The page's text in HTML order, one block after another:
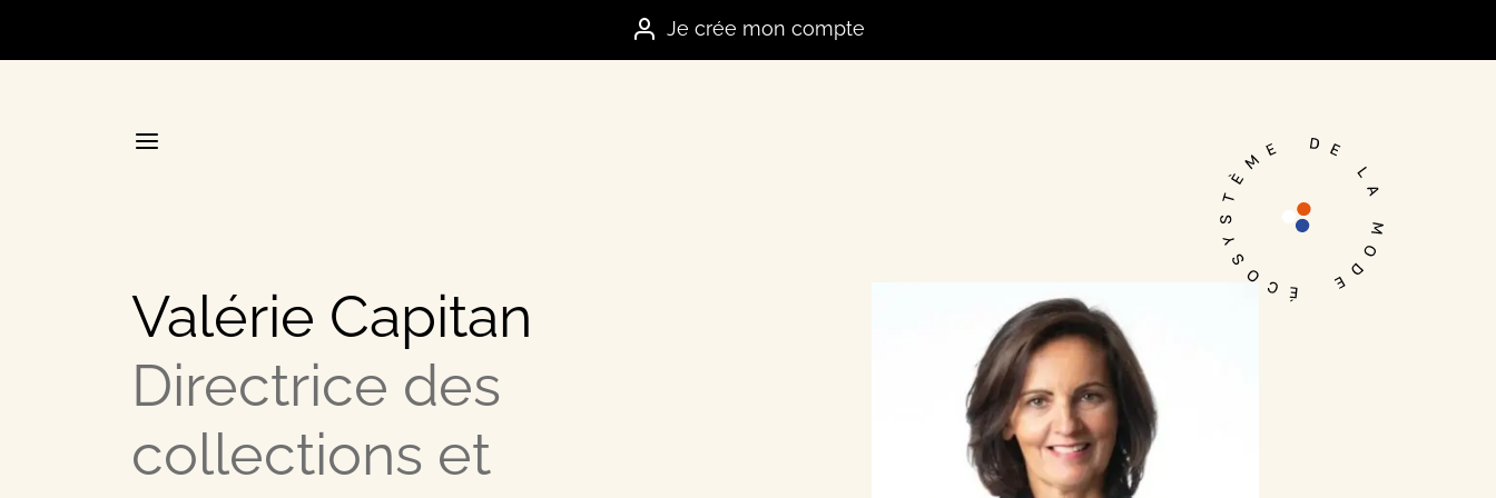
Je crée mon compte
Je me connecte
Accueil
La plateforme stratégique des marques
Annuaire
Valérie Capitan
Directrice des
collections et